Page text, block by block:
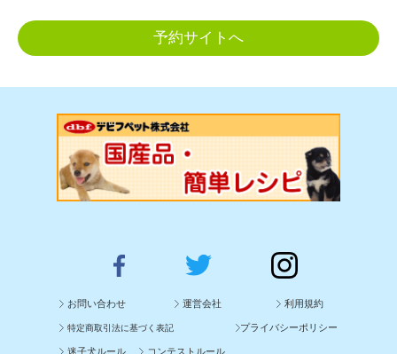
予約サイトへ
お問い合わせ 運営会社 利用規約
特定商取引法に基づく表記 プライバシーポリシー
迷子犬ルール コンテストルール